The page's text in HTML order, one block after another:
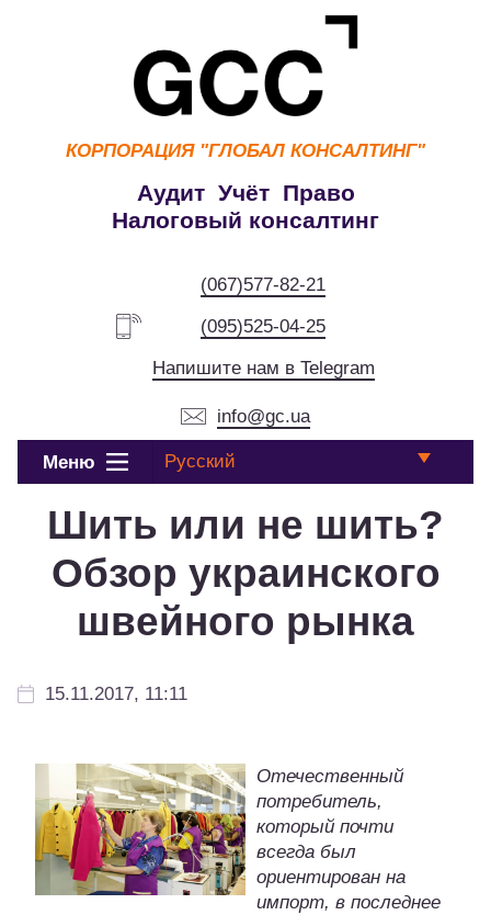
КОРПОРАЦИЯ "ГЛОБАЛ КОНСАЛТИНГ"
Аудит Учёт Право
Налоговый консалтинг
(067)577-82-21
(095)525-04-25
Напишите нам в Telegram
info@gc.ua
Меню Русский
Шить или не шить?
Обзор украинского
швейного рынка
15.11.2017, 11:11
Отечественный
потребитель,
который почти
всегда был
ориентирован на
импорт, в последнее